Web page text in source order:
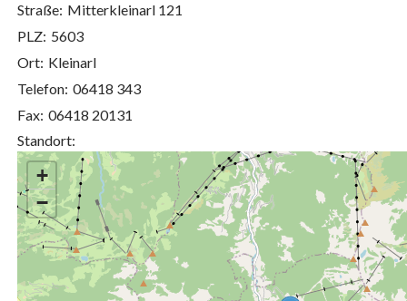
Straße: Mitterkleinarl 121
PLZ: 5603
Ort: Kleinarl
Telefon: 06418 343
Fax: 06418 20131
Standort:
+
−